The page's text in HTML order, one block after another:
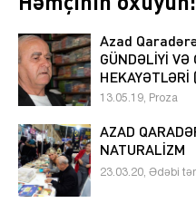
Azad
GÜNDƏLİYİ VƏ
13.05.19, Proza
AZAD
NATURALİZM
23.03.20, Ədəbi